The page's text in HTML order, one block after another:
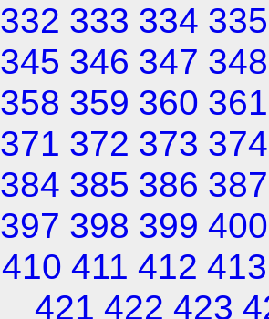
332 333 334 335
345 346 347 348
358 359 360 361
371 372 373 374
384 385 386 387
397 398 399 400
410 411 412 413
421 422 423